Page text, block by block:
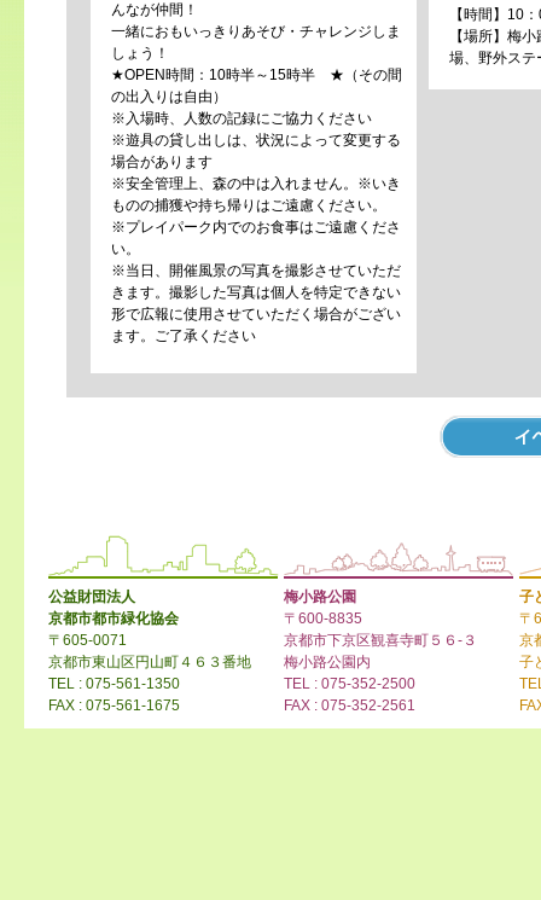
んなが仲間！
一緒におもいっきりあそび・チャレンジしま
しょう！
★OPEN時間： 10時半～15時半
★（その間
の出入りは自由）
※入場時、人数の記録にご協力ください
※遊具の貸し出しは、状況によって変更する
場合があります
※安全管理上、森の中は入れません。※いき
ものの捕獲や持ち帰りはご遠慮ください。
※プレイパーク内でのお食事はご遠慮くださ
い。
※当日、開催風景の写真を撮影させていただ
きます。撮影した写真は個人を特定できない
形で広報に使用させていただく場合がござい
ます。ご了承ください
【時間】10
【場所】梅
場、野外ステ
公益財団法人
京都市都市緑化協会
〒605-0071
京都市東山区円山町４６３番地
TEL : 075-561-1350
FAX : 075-561-1675
梅小路公園
〒600-8835
京都市下京区観喜寺町５６-３
梅小路公園内
TEL : 075-352-2500
FAX : 075-352-2561
子
〒
京
子